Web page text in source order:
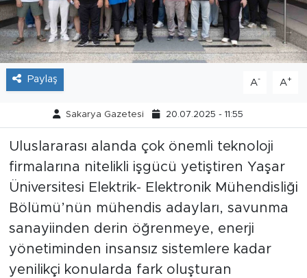
Paylaş A- A+
Sakarya Gazetesi 20.07.2025 - 11:55
Uluslararası alanda çok önemli teknoloji
firmalarına nitelikli işgücü yetiştiren Yaşar
Üniversitesi Elektrik- Elektronik Mühendisliği
Bölümü’nün mühendis adayları, savunma
sanayiinden derin öğrenmeye, enerji
yönetiminden insansız sistemlere kadar
yenilikçi konularda fark oluşturan
Teknoloji
Politika